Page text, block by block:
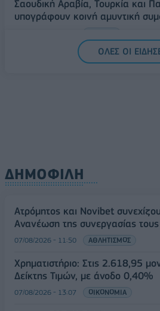
Σαουδική Αραβία, Τουρκία και
υπογράφουν κοινή αμυντική
ΟΛΕΣ ΟΙ
ΔΗΜΟΦΙΛΗ
Ατρόμητος και Novibet
Ανανέωση της συνεργασίας
07/08/2026 - 11:50 ΑΘΛΗΤΙΣΜΟΣ
Χρηματιστήριο: Στις 2.618,95
Δείκτης Τιμών, με άνοδο 0,40%
07/08/2026 - 13:07 ΟΙΚΟΝΟΜΙΑ